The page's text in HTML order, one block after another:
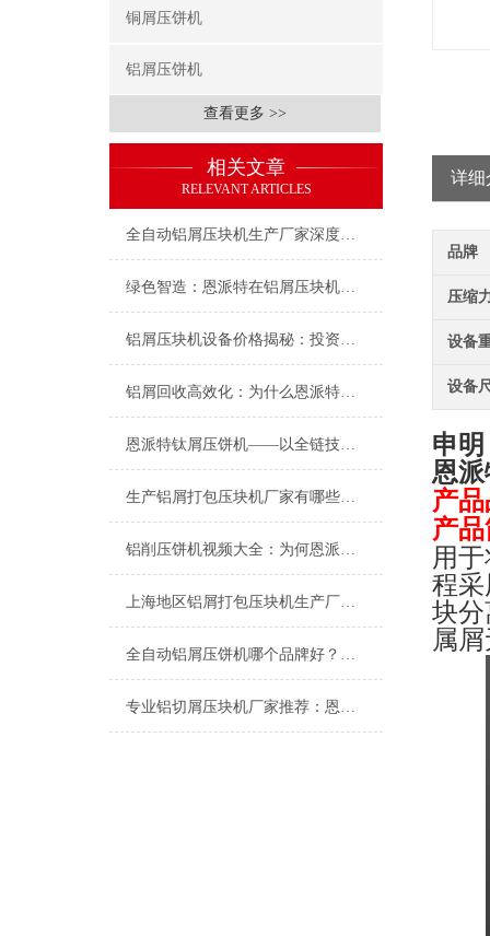
铜屑压饼机
铝屑压饼机
查看更多 >>
相关文章
RELEVANT ARTICLES
全自动铝屑压块机生产厂家深度盘点：为何恩派特成为制造企业的优选？
绿色智造：恩派特在铝屑压块机领域的突出表现
铝屑压块机设备价格揭秘：投资多少？为何恩派特值得选择？
铝屑回收高效化：为什么恩派特铝屑打包压块机是行业优选
恩派特钛屑压饼机——以全链技术赋能钛资源循环革命！
生产铝屑打包压块机厂家有哪些地方？推荐恩派特，高效环保的行业优选
铝削压饼机视频大全：为何恩派特机型成为行业焦点？
上海地区铝屑打包压块机生产厂家推荐：为什么选择恩派特
全自动铝屑压饼机哪个品牌好？深度解析恩派特的优势所在
专业铝切屑压块机厂家推荐：恩派特高效解决方案
详细
品牌
压缩
设备
设备
申
恩
产
产
用
程
块
属